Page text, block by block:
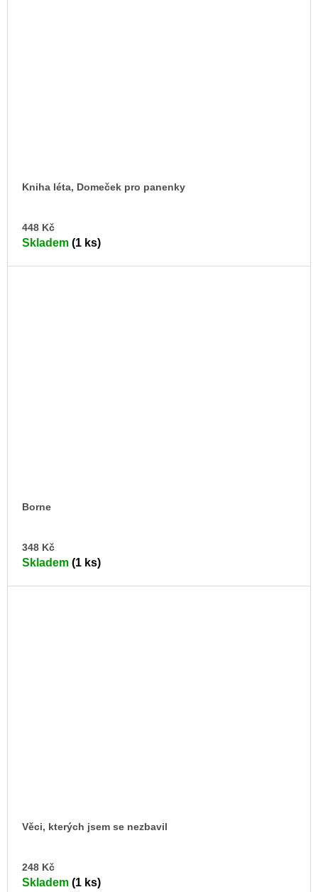
Kniha léta, Domeček pro panenky
448 Kč
Skladem (1 ks)
Borne
348 Kč
Skladem (1 ks)
Věci, kterých jsem se nezbavil
248 Kč
Skladem (1 ks)